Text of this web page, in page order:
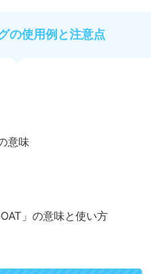
の使用例と注意点
意味
」の意味と使い方